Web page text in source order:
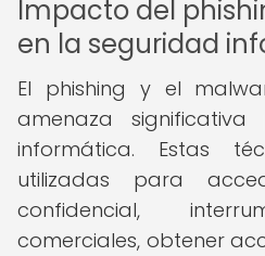
Impacto del
en la seguridad
El phishing y el
amenaza
informática. Estas
utilizadas para
confidencial,
comerciales, obtener